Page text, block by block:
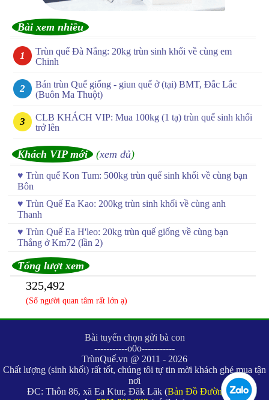
Bài xem nhiều
Trùn quế Đà Nẵng: 20kg trùn sinh khối về cùng em
Chinh
Bán trùn Quế giống - giun quế ở (tại) BMT, Đắc Lắc
(Buôn Ma Thuột)
CLB KHÁCH VIP: Mua 100kg (1 tạ) trùn quế sinh khối
trở lên
Khách VIP mới (xem đủ)
♥ Trùn quế Kon Tum: 500kg trùn quế sinh khối về cùng bạn
Bôn
♥ Trùn Quế Ea Kao: 200kg trùn sinh khối về cùng anh
Thanh
♥ Trùn Quế Ea H'leo: 20kg trùn quế giống về cùng bạn
Thắng ở Km72 (lần 2)
Tổng lượt xem
325,492
(Số người quan tâm rất lớn ạ)
Bài tuyển chọn gửi bà con
-----------o0o-----------
TrùnQuế.vn @ 2011 - 2026
Chất lượng (sinh khối) rất tốt, chúng tôi tự tin mời khách ghé mua tận
nơi
ĐC: Thôn 86, xã Ea Ktur, Đăk Lăk (Bản Đồ Đường Đi)